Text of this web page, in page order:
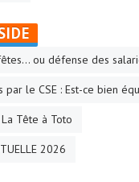
ou défense des
par le CSE : Est-ce bien
Tête à Toto
2026